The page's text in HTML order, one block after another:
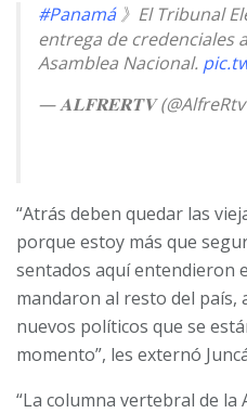
#Panamá》El Tribunal
entrega de credenciales
Asamblea Nacional.
— 𝐀𝐋𝐅𝐑𝐄𝐑𝐓𝐕
“Atrás deben quedar las
porque estoy más que
sentados aquí entendieron
mandaron al resto del país,
nuevos políticos que se
momento”, les externó
“La columna vertebral de la